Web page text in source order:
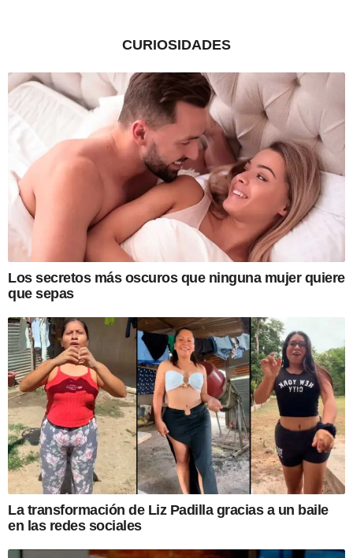
CURIOSIDADES
Los secretos más oscuros que ninguna mujer quiere
que sepas
La transformación de Liz Padilla gracias a un baile
en las redes sociales